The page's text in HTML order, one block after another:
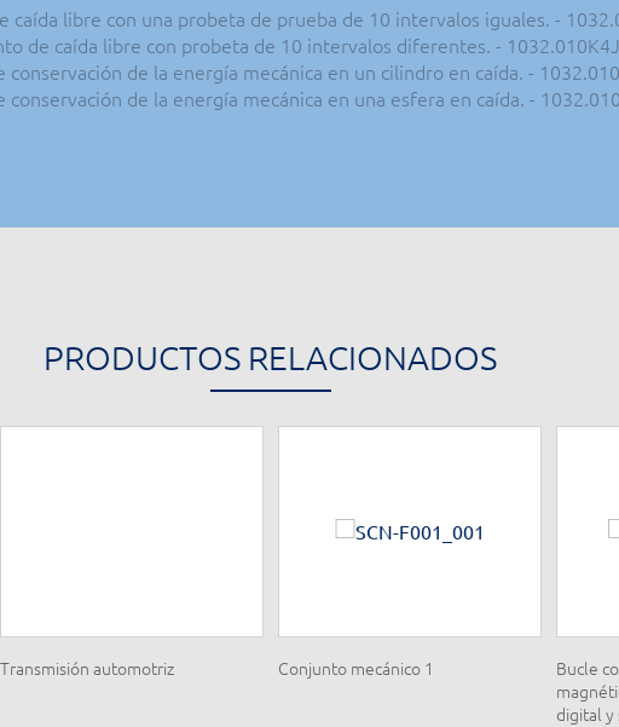
caída libre con una probeta de prueba de 10 intervalos iguales. -
de caída libre con probeta de 10 intervalos diferentes. -
conservación de la energía mecánica en un cilindro en caída. -
conservación de la energía mecánica en una esfera en caída. -
PRODUCTOS RELACIONADOS
Transmisión automotriz Conjunto mecánico 1
Bucle
digital